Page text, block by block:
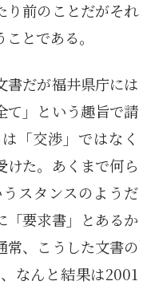
り前のことだがそれ
とである。
書だが福井県庁には
て」という趣旨で請
「交渉」ではなく
けた。あくまで何ら
スタンスのようだ
「要求書」とあるか
常、こうした文書の
なんと結果は2001